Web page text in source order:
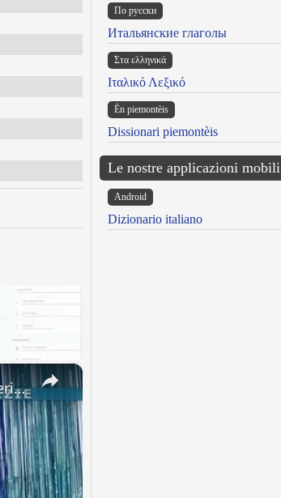
×
Adrano. Interessante incontro al liceo “Verga” con il prof. Fabio Gamberini. Studenti del Linguistic
По русски
Итальянские глаголы
Στα ελληνικά
Ιταλικό Λεξικό
Ën piemontèis
Dissionari piemontèis
Le nostre applicazioni mobili
Android
Dizionario italiano